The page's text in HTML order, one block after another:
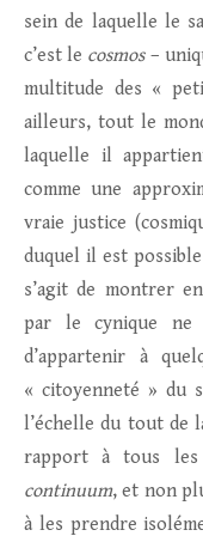
sein de laquelle le
c’est le cosmos–
multitude des «
ailleurs, tout le
laquelle il
comme une
vraie justice
duquel il est
s’agit de montrer
par le cynique
d’appartenir à
« citoyenneté » du
l’échelle du tout de
rapport à tous les
continuum, et non
à les prendre